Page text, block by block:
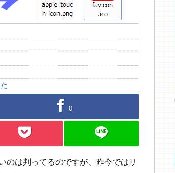
facebook 0
pocket line
のは判ってるのですが、昨今ではリ